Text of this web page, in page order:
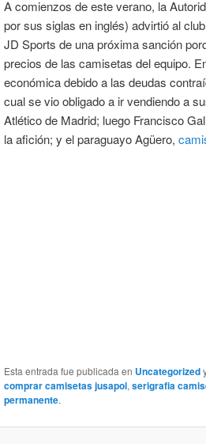
A comienzos de este verano, la
por sus siglas en inglés) advirtió al
JD Sports de una próxima sanción
precios de las camisetas del equipo.
económica debido a las deudas
cual se vio obligado a ir vendiendo a
Atlético de Madrid; luego Francisco
la afición; y el paraguayo Agüero,
Esta entrada fue publicada en Uncategorized
comprar camisetas jusapol,serigrafia
permanente.